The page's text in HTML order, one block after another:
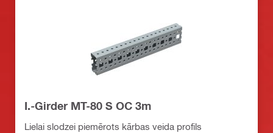
I.-Girder MT-80 S OC 3m
Lielai slodzei piemērots kārbas veida profils